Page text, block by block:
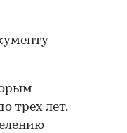
трех лет.